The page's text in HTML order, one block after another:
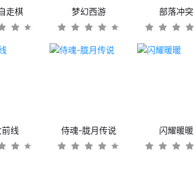
走棋 梦幻西游 部落冲突
线 侍魂-胧月传说 闪耀暖暖